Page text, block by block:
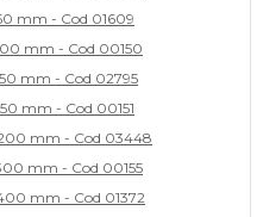
mm - Cod 01609
mm - Cod 00150
mm - Cod 02795
mm - Cod 00151
mm - Cod 03448
mm - Cod 00155
mm - Cod 01372